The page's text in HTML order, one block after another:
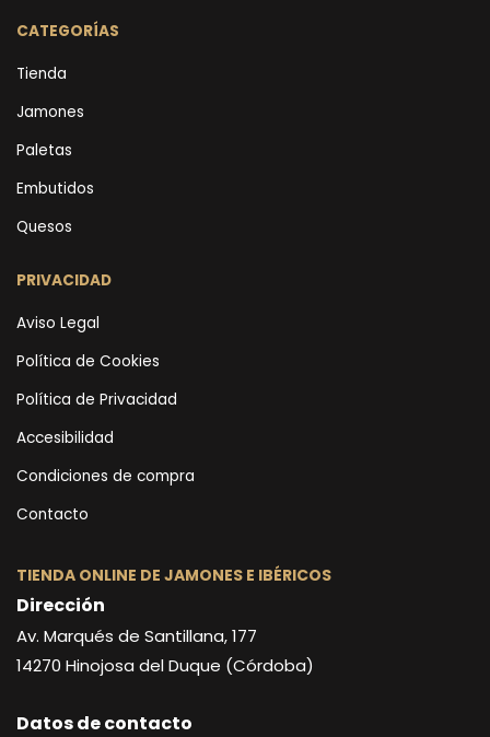
CATEGORÍAS
Tienda
Jamones
Paletas
Embutidos
Quesos
PRIVACIDAD
Aviso Legal
Política de Cookies
Política de Privacidad
Accesibilidad
Condiciones de compra
Contacto
TIENDA ONLINE DE JAMONES E IBÉRICOS
Dirección
Av. Marqués de Santillana, 177
14270 Hinojosa del Duque (Córdoba)
Datos de contacto